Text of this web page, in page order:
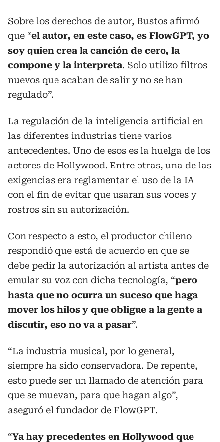
Sobre los derechos de autor, Bustos afirmó
que “el autor, en este caso, es FlowGPT, yo
soy quien crea la canción de cero, la
compone y la interpreta. Solo utilizo filtros
nuevos que acaban de salir y no se han
regulado”.
La regulación de la inteligencia artificial en
las diferentes industrias tiene varios
antecedentes. Uno de esos es la huelga de los
actores de Hollywood. Entre otras, una de las
exigencias era reglamentar el uso de la IA
con el fin de evitar que usaran sus voces y
rostros sin su autorización.
Con respecto a esto, el productor chileno
respondió que está de acuerdo en que se
debe pedir la autorización al artista antes de
emular su voz con dicha tecnología, “pero
hasta que no ocurra un suceso que haga
mover los hilos y que obligue a la gente a
discutir, eso no va a pasar”.
“La industria musical, por lo general,
siempre ha sido conservadora. De repente,
esto puede ser un llamado de atención para
que se muevan, para que hagan algo”,
aseguró el fundador de FlowGPT.
“Ya hay precedentes en Hollywood que